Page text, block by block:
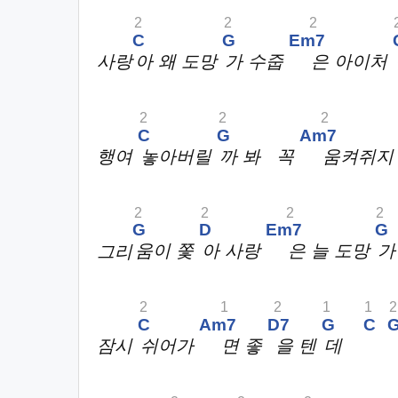
사랑
C
2
아 왜 도망
G
2
가 수줍
Em7
2
은 아이처
행여
C
2
놓아버릴
G
2
까 봐 꼭
Am7
2
움켜쥐지
그리
G
2
움이 쫓
D
2
아 사랑
Em7
2
은 늘 도망
G
2
가
잠시
C
2
쉬어가
Am7
1
면 좋
D7
2
을 텐
G
1
데
C
1 2